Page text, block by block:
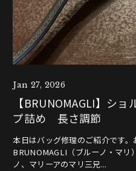
Jan 27, 2026
【BRUNOMAGLI】シ
プ詰め 長さ調節
本日はバッグ修理のご紹介です
BRUNOMAGLI（ブルーノ・マリ
ノ、マリーアのマリ三兄...